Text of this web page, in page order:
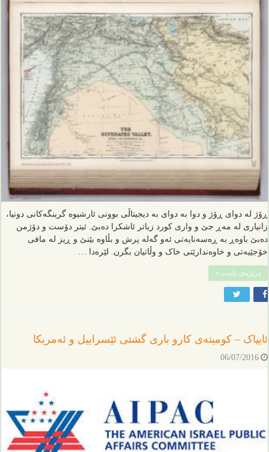
ڕۆژ لە دوای ڕۆژ و دوا بە دوای بە دیجیتاڵی بوونی ئارشیوە گرینگەکانی دونیا،
زانیاری لە مەڕ جێ و واری کورد زیاتر ئاشکرا دەبێ. ئیتر دۆست و دۆژمن
دەبێ باوەڕ بە ڕەسەنایەتی ئەو گەلە پرش و بڵاوە بێنێ و ڕیز لە مافی
خۆجێیەتی و خاوەندارێتی خاک و وڵاتیان بگرن. لێرەدا …
درێژەی بابەت »
ئایپاک – كومیته‌ی کارو باری گشتی ئێسراییل و ئه‌مریكا
06/07/2016